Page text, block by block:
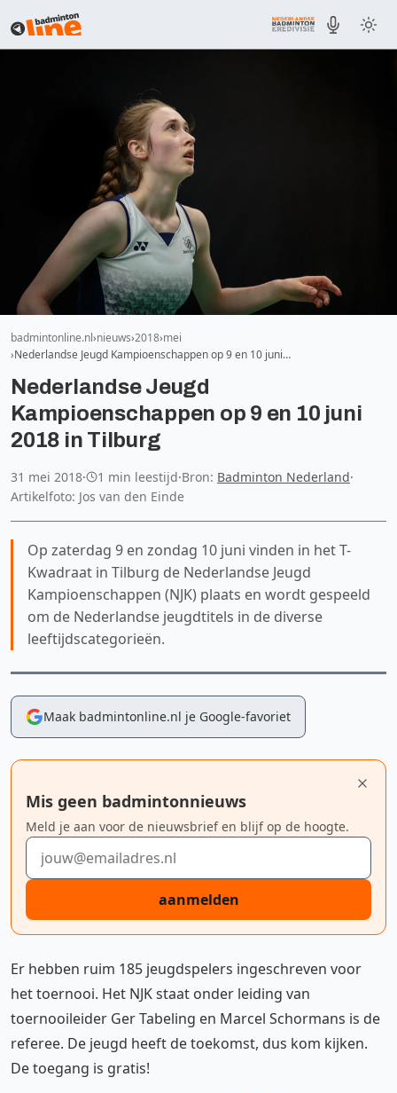
badmintonline.nl nieuws 2018 mei
Nederlandse Jeugd Kampioenschappen op 9 en 10 juni…
Nederlandse Jeugd
Kampioenschappen op 9 en 10 juni
2018 in Tilburg
31 mei 2018· 1 min leestijd·Bron: Badminton Nederland·
Artikelfoto: Jos van den Einde
Op zaterdag 9 en zondag 10 juni vinden in het T-
Kwadraat in Tilburg de Nederlandse Jeugd
Kampioenschappen (NJK) plaats en wordt gespeeld
om de Nederlandse jeugdtitels in de diverse
leeftijdscategorieën.
Maak badmintonline.nl je Google-favoriet
Mis geen badmintonnieuws
Meld je aan voor de nieuwsbrief en blijf op de hoogte.
E-mailadres
aanmelden
Er hebben ruim 185 jeugdspelers ingeschreven voor
het toernooi. Het NJK staat onder leiding van
toernooileider Ger Tabeling en Marcel Schormans is de
referee. De jeugd heeft de toekomst, dus kom kijken.
De toegang is gratis!